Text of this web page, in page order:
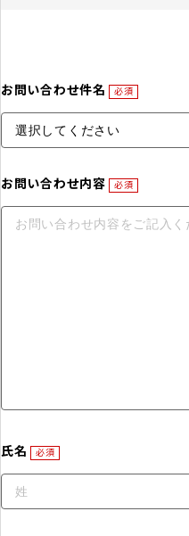
お問い合わせ件名 必須
お問い合わせ内容 必須
氏名 必須